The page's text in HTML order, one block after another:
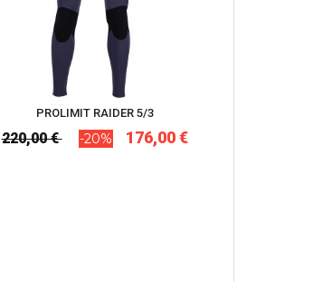
PROLIMIT RAIDER 5/3
220,00 € -20% 176,00 €